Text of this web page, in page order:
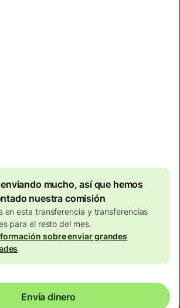
mucho, así que hemos
nuestra comisión
en esta transferencia y transferencias
para el resto del mes.
sobre enviar grandes
Envía dinero